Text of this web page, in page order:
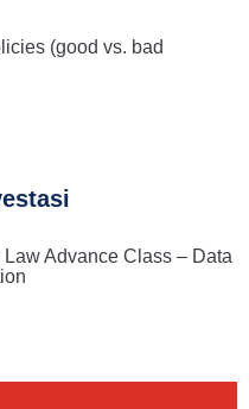
(good vs. bad
Advance Class – Data